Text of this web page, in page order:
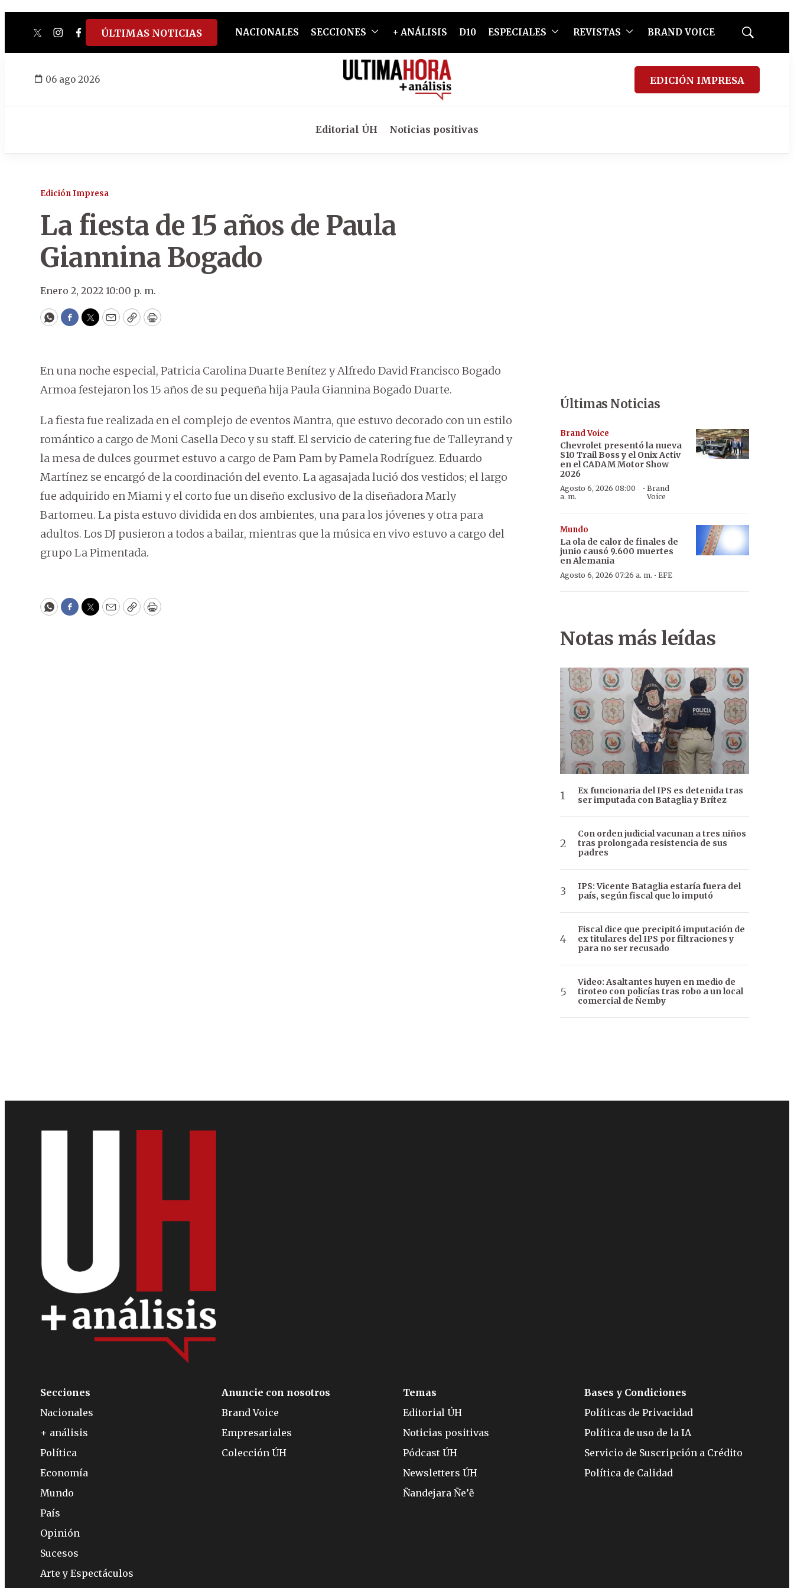
twitterinstagram
facebook
tiktokyoutube
spotify
ÚLTIMAS NOTICIAS NACIONALES SECCIONES + ANÁLISIS D10 ESPECIALES REVISTAS BRAND VOICE
Mostrar
06 ago 2026 EDICIÓN IMPRESA
Editorial ÚH Noticias positivas
Edición Impresa
La fiesta de 15 años de Paula
Giannina Bogado
Enero 2, 2022 10:00 p. m.
WhatsApp
Facebook
Twitter
EmailCopyPrint
En una noche especial, Patricia Carolina Duarte Benítez y Alfredo David Francisco Bogado
Armoa festejaron los 15 años de su pequeña hija Paula Giannina Bogado Duarte.
La fiesta fue realizada en el complejo de eventos Mantra, que estuvo decorado con un estilo
romántico a cargo de Moni Casella Deco y su staff. El servicio de catering fue de Talleyrand y
la mesa de dulces gourmet estuvo a cargo de Pam Pam by Pamela Rodríguez. Eduardo
Martínez se encargó de la coordinación del evento. La agasajada lució dos vestidos; el largo
fue adquirido en Miami y el corto fue un diseño exclusivo de la diseñadora Marly
Bartomeu. La pista estuvo dividida en dos ambientes, una para los jóvenes y otra para
adultos. Los DJ pusieron a todos a bailar, mientras que la música en vivo estuvo a cargo del
grupo La Pimentada.
WhatsApp
Facebook
Twitter
EmailCopyPrint
Últimas Noticias
Brand Voice
Chevrolet presentó la nueva
S10 Trail Boss y el Onix Activ
en el CADAM Motor Show
2026
Agosto 6, 2026 08:00
a. m.
·Brand
Voice
Mundo
La ola de calor de finales de
junio causó 9.600 muertes
en Alemania
Agosto 6, 2026 07:26 a. m. · EFE
Notas más leídas
Ex funcionaria del IPS es detenida tras
ser imputada con Bataglia y Brítez
Con orden judicial vacunan a tres niños
tras prolongada resistencia de sus
padres
IPS: Vicente Bataglia estaría fuera del
país, según fiscal que lo imputó
Fiscal dice que precipitó imputación de
ex titulares del IPS por filtraciones y
para no ser recusado
Video: Asaltantes huyen en medio de
tiroteo con policías tras robo a un local
comercial de Ñemby
Secciones
Nacionales
+ análisis
Política
Economía
Mundo
País
Opinión
Sucesos
Arte y Espectáculos
Anuncie con nosotros
Brand Voice
Empresariales
Colección ÚH
Temas
Editorial ÚH
Noticias positivas
Pódcast ÚH
Newsletters ÚH
Ñandejara Ñe’ẽ
Bases y Condiciones
Políticas de Privacidad
Política de uso de la IA
Servicio de Suscripción a Crédito
Política de Calidad